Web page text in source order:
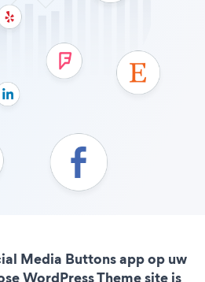
Media Buttons app op uw
WordPress Theme site is